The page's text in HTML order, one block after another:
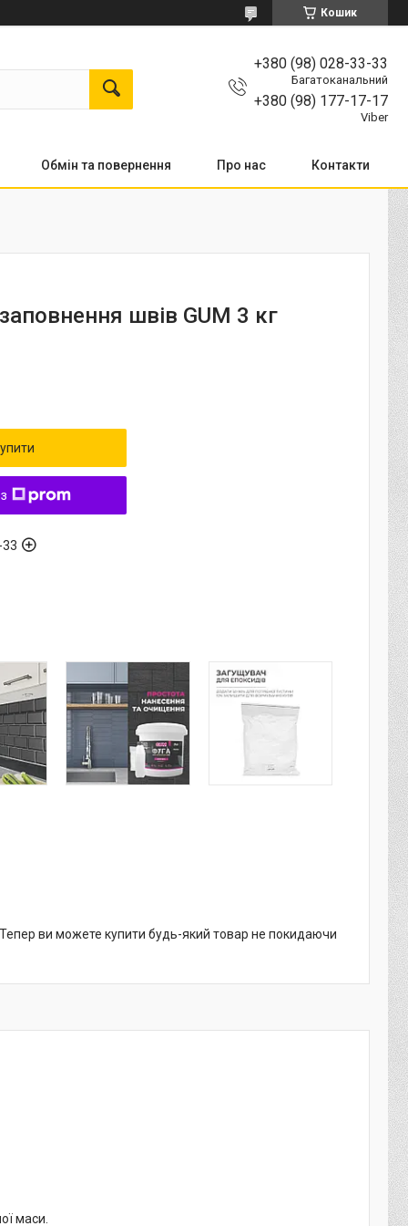
Кошик
+380 (98) 028-33-33
Багатоканальний
+380 (98) 177-17-17
Viber
Обмін та повернення Про нас Контакти
швів GUM 3 кг
Тепер ви можете купити будь-який товар не покидаючи
маси.